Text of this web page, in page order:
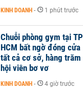
KINH DOANH - 1 phút trước
Chuỗi phòng gym tại TP
HCM bất ngờ đóng cửa
tất cả cơ sở, hàng trăm
hội viên bơ vơ
KINH DOANH - 4 giờ trước